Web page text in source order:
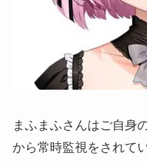
まふまふさんはご自身
から常時監視をされて